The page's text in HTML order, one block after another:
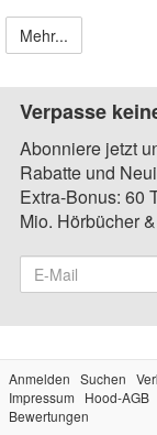
Mehr...
Verpasse
Abonniere jetzt
Rabatte und
Extra-Bonus: 60
Mio. Hörbücher
Anmelden Suchen
Impressum
Hood-AGB
Bewertungen